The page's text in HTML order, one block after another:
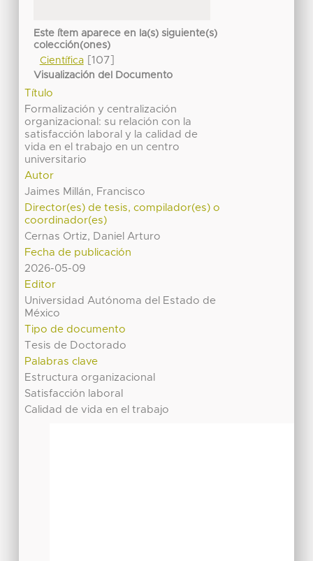
Este ítem aparece en la(s) siguiente(s)
colección(ones)
Científica[107]
Visualización del Documento
Título
Formalización y centralización
organizacional: su relación con la
satisfacción laboral y la calidad de
vida en el trabajo en un centro
universitario
Autor
Jaimes Millán, Francisco
Director(es) de tesis, compilador(es) o
coordinador(es)
Cernas Ortiz, Daniel Arturo
Fecha de publicación
2026-05-09
Editor
Universidad Autónoma del Estado de
México
Tipo de documento
Tesis de Doctorado
Palabras clave
Estructura organizacional
Satisfacción laboral
Calidad de vida en el trabajo